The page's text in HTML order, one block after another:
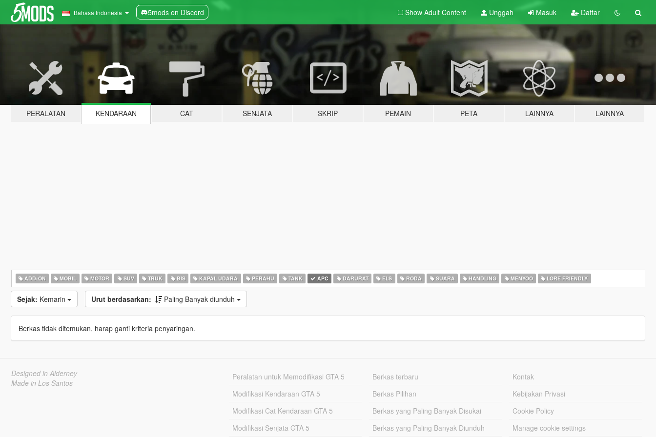
Bahasa Indonesia 5mods on Discord Show Adult Content Unggah Masuk Daftar
PERALATAN KENDARAAN CAT SENJATA SKRIP PEMAIN PETA LAINNYA LAINNYA
ADD-ON MOBIL MOTOR SUV TRUK BIS KAPAL UDARA PERAHU TANK APC DARURAT ELS RODA SUARA HANDLING MENYOO LORE FRIENDLY
Sejak: Kemarin Urut berdasarkan: Paling Banyak diunduh
Berkas tidak ditemukan, harap ganti kriteria penyaringan.
Designed in Alderney
Made in Los Santos
Peralatan untuk Memodifikasi GTA 5
Modifikasi Kendaraan GTA 5
Modifikasi Cat Kendaraan GTA 5
Modifikasi Senjata GTA 5
Berkas terbaru
Berkas Pilihan
Berkas yang Paling Banyak Disukai
Berkas yang Paling Banyak Diunduh
Kontak
Kebijakan Privasi
Cookie Policy
Manage cookie settings